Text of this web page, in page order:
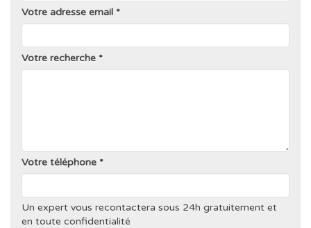
Votre adresse email
Votre recherche
Votre téléphone
Un expert vous recontactera sous 24h gratuitement et
en toute confidentialité